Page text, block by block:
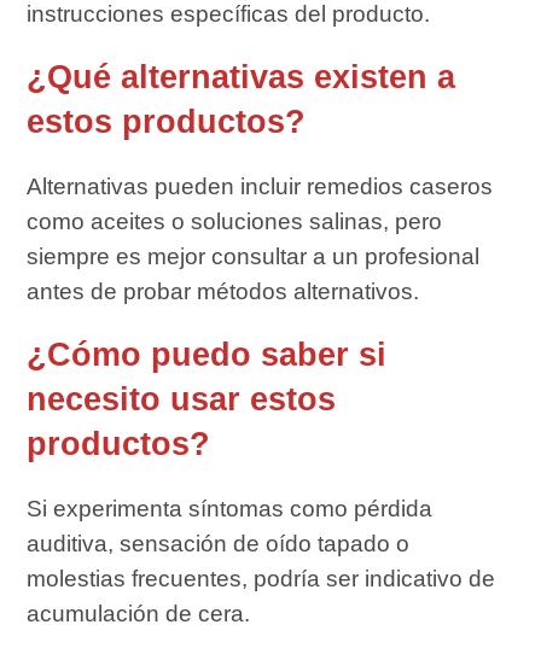
instrucciones específicas del producto.
¿Qué alternativas existen a
estos productos?
Alternativas pueden incluir remedios caseros
como aceites o soluciones salinas, pero
siempre es mejor consultar a un profesional
antes de probar métodos alternativos.
¿Cómo puedo saber si
necesito usar estos
productos?
Si experimenta síntomas como pérdida
auditiva, sensación de oído tapado o
molestias frecuentes, podría ser indicativo de
acumulación de cera.